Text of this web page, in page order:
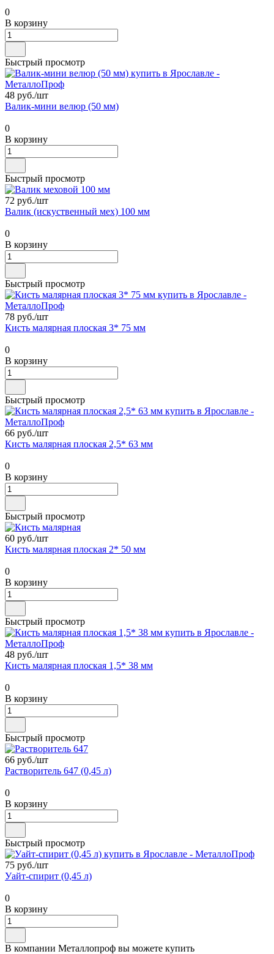
0
В корзину
Быстрый просмотр
48 руб./шт
Валик-мини велюр (50 мм)
0
В корзину
Быстрый просмотр
72 руб./шт
Валик (искуственный мех) 100 мм
0
В корзину
Быстрый просмотр
78 руб./шт
Кисть малярная плоская 3* 75 мм
0
В корзину
Быстрый просмотр
66 руб./шт
Кисть малярная плоская 2,5* 63 мм
0
В корзину
Быстрый просмотр
60 руб./шт
Кисть малярная плоская 2* 50 мм
0
В корзину
Быстрый просмотр
48 руб./шт
Кисть малярная плоская 1,5* 38 мм
0
В корзину
Быстрый просмотр
66 руб./шт
Растворитель 647 (0,45 л)
0
В корзину
Быстрый просмотр
75 руб./шт
Уайт-спирит (0,45 л)
0
В корзину
В компании Металлопроф вы можете купить